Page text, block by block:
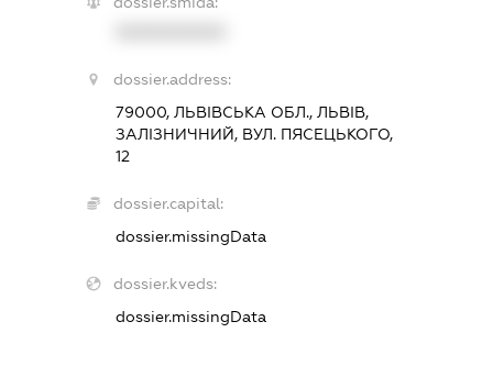
dossier.address:
79000, ЛЬВІВСЬКА ОБЛ., ЛЬВІВ,
ЗАЛІЗНИЧНИЙ, ВУЛ. ПЯСЕЦЬКОГО,
12
dossier.capital:
dossier.missingData
dossier.kveds:
dossier.missingData